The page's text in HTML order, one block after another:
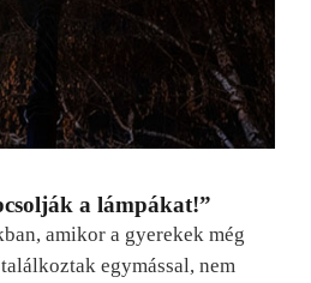
a lámpákat!”
amikor a gyerekek még
egymással, nem